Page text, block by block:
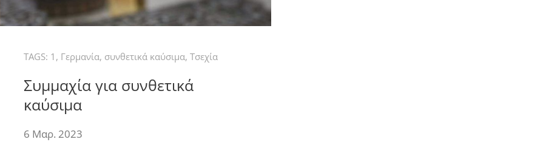
TAGS: 1 , Γερμανία, συνθετικά καύσιμα, Τσεχία
Συμμαχία για συνθετικά
καύσιμα
6 Μαρ. 2023